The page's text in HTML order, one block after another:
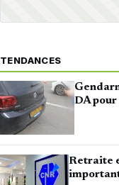
TENDANCES
DA
Retraite